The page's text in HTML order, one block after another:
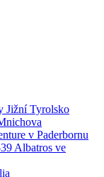
Tyrolsko
v Paderbornu
Albatros ve